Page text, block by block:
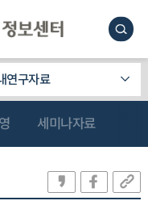
연구자료
세미나자료